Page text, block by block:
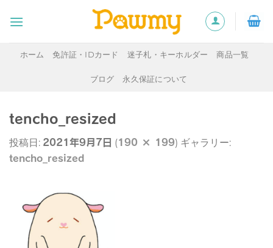
ホーム 免許証・IDカード 迷子札・キーホルダー 商品一覧
ブログ 永久保証について
tencho_resized
投稿日: 2021年9月7日 (190 × 199) ギャラリー:
tencho_resized